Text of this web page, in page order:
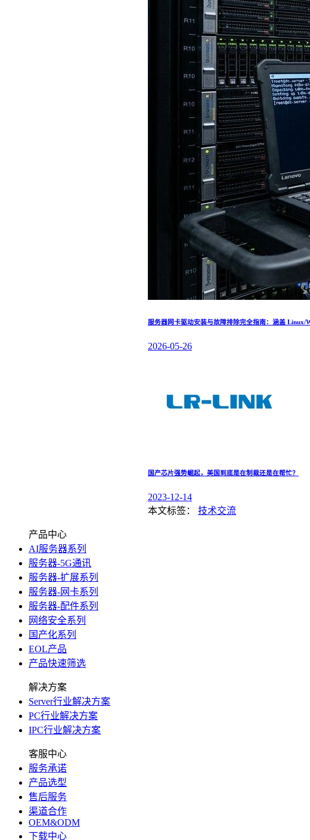
服务器网卡驱动安装与故障排除完全指南：涵盖 Linux/
2026-05-26
国产芯片强势崛起，美国到底是在制裁还是在帮忙？
2023-12-14
本文标签：
技术交流
产品中心
AI服务器系列
服务器-5G通讯
服务器-扩展系列
服务器-网卡系列
服务器-配件系列
网络安全系列
国产化系列
EOL产品
产品快速筛选
解决方案
Server行业解决方案
PC行业解决方案
IPC行业解决方案
客服中心
服务承诺
产品选型
售后服务
渠道合作
OEM&ODM
下载中心